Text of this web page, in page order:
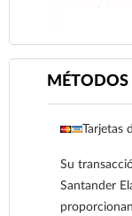
como ésta
La
como para
la supresión
No deben
tiroidea
MÉTODOS
Tarjetas
Su
Santander